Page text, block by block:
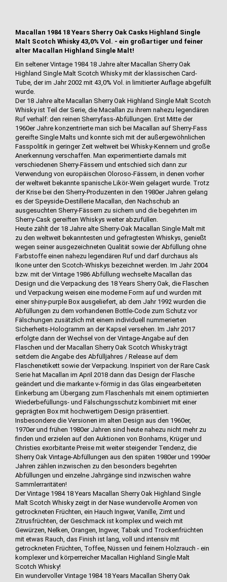
Macallan 1984 18 Years Sherry Oak Casks Highland Single
Malt Scotch Whisky 43,0% Vol. - ein großartiger und feiner
alter Macallan Highland Single Malt!
Ein seltener Vintage 1984 18 Jahre alter Macallan Sherry Oak
Highland Single Malt Scotch Whisky mit der klassischen Card-
Tube, der im Jahr 2002 mit 43,0% Vol. in limitierter Auflage abgefüllt
wurde.
Der 18 Jahre alte Macallan Sherry Oak Highland Single Malt Scotch
Whisky ist Teil der Serie, die Macallan zu ihrem nahezu legendären
Ruf verhalf: den reinen Sherryfass-Abfüllungen. Erst Mitte der
1960er Jahre konzentrierte man sich bei Macallan auf Sherry-Fass
gereifte Single Malts und konnte sich mit der außergewöhnlichen
Fasspolitik in geringer Zeit weltweit bei Whisky-Kennern und große
Anerkennung verschaffen. Man experimentierte damals mit
verschiedenen Sherry-Fässern und entschied sich dann zur
Verwendung von europäischen Oloroso-Fässern, in denen vorher
der weltweit bekannte spanische Likör-Wein gelagert wurde. Trotz
der Krise bei den Sherry-Produzenten in den 1980er Jahren gelang
es der Speyside-Destillerie Macallan, den Nachschub an
ausgesuchten Sherry-Fässern zu sichern und die begehrten im
Sherry-Cask gereiften Whiskys weiter abzufüllen.
Heute zählt der 18 Jahre alte Sherry-Oak Macallan Single Malt mit
zu den weltweit bekanntesten und gefragtesten Whiskys, genießt
wegen seiner ausgezeichneten Qualität sowie der Abfüllung ohne
Farbstoffe einen nahezu legendären Ruf und darf durchaus als
Ikone unter den Scotch-Whiskys bezeichnet werden. Im Jahr 2004
bzw. mit der Vintage 1986 Abfüllung wechselte Macallan das
Design und die Verpackung des 18 Years Sherry Oak, die Flaschen
und Verpackung weisen eine moderne Form auf und wurden mit
einer shiny-purple Box ausgeliefert, ab dem Jahr 1992 wurden die
Abfüllungen zu dem vorhandenen Bottle-Code zum Schutz vor
Fälschungen zusätzlich mit einem individuell nummerierten
Sicherheits-Hologramm an der Kapsel versehen. Im Jahr 2017
erfolgte dann der Wechsel von der Vintage-Angabe auf den
Flaschen und der Macallan Sherry Oak Scotch Whisky trägt
seitdem die Angabe des Abfülljahres / Release auf dem
Flaschenetikett sowie der Verpackung. Inspiriert von der Rare Cask
Serie hat Macallan im April 2018 dann das Design der Flasche
geändert und die markante v-förmig in das Glas eingearbeiteten
Einkerbung am Übergang zum Flaschenhals mit einem optimierten
Wiederbefüllungs- und Fälschungsschutz kombiniert mit einer
geprägten Box mit hochwertigem Design präsentiert.
Insbesondere die Versionen im alten Design aus den 1960er,
1970er und frühen 1980er Jahren sind heute nahezu nicht mehr zu
finden und erzielen auf den Auktionen von Bonhams, Krüger und
Christies exorbitante Preise mit weiter steigender Tendenz, die
Sherry Oak Vintage-Abfüllungen aus den späten 1980er und 1990er
Jahren zählen inzwischen zu den besonders begehrten
Abfüllungen und einzelne Jahrgänge sind inzwischen wahre
Sammlerraritäten!
Der Vintage 1984 18 Years Macallan Sherry Oak Highland Single
Malt Scotch Whisky zeigt in der Nase wundervolle Aromen von
getrockneten Früchten, ein Hauch Ingwer, Vanille, Zimt und
Zitrusfrüchten, der Geschmack ist komplex und weich mit
Gewürzen, Nelken, Orangen, Ingwer, Tabak und Trockenfrüchten
mit etwas Rauch, das Finish ist lang, voll und intensiv mit
getrockneten Früchten, Toffee, Nüssen und feinem Holzrauch - ein
komplexer und körperreicher Macallan Highland Single Malt
Scotch Whisky!
Ein wundervoller Vintage 1984 18 Years Macallan Sherry Oak